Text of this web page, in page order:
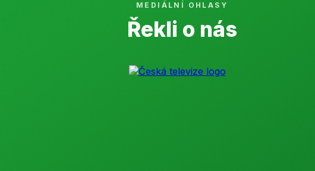
MEDIÁLNÍ OHLASY
Řekli o nás